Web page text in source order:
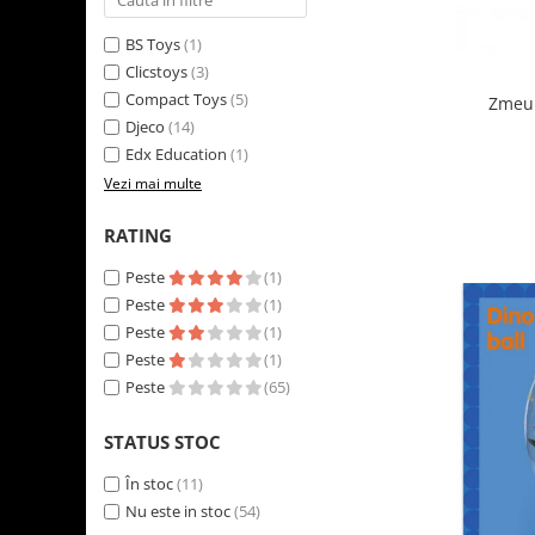
LEGO Creator Expert
LEGO Architecture
LEGO Ideas
LEGO Speed Champions
BS Toys(1)
Clicstoys(3)
Compact Toys(5)
Djeco (14)
Edx Education (1)
Vezi mai multe
RATING
Peste
(1)
Peste
(1)
Peste
(1)
Peste
(1)
Peste
(65)
STATUS STOC
În stoc(11)
Nu este in stoc(54)